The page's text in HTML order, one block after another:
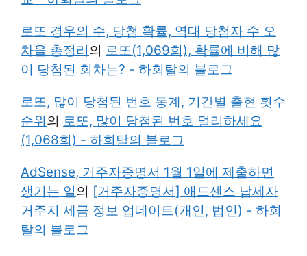
로또 경우의 수, 당첨 확률, 역대 당첨자 수 오
차율 총정리의 로또(1,069회), 확률에 비해 많
이 당첨된 회차는? - 하회탈의 블로그
로또, 많이 당첨된 번호 통계, 기간별 출현 횟수
순위의 로또, 많이 당첨된 번호 멀리하세요
(1,068회) - 하회탈의 블로그
AdSense, 거주자증명서 1월 1일에 제출하면
생기는 일의 [거주자증명서] 애드센스 납세자
거주지 세금 정보 업데이트(개인, 법인) - 하회
탈의 블로그